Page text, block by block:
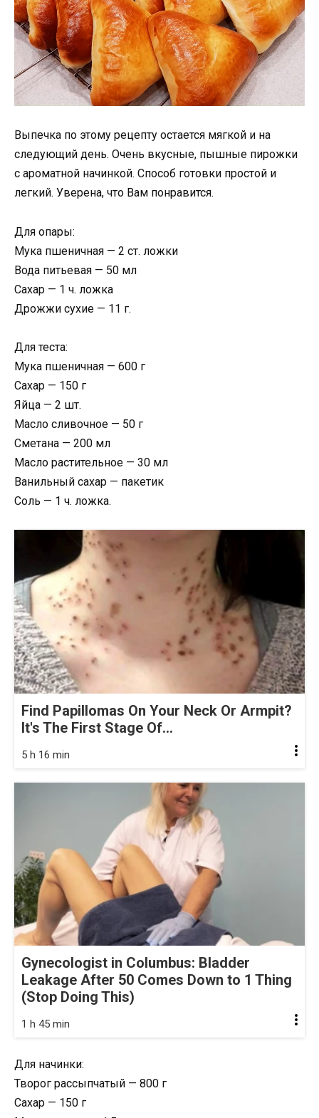
Выпечка по этому рецепту остается мягкой и на
следующий день. Очень вкусные, пышные пирожки
с ароматной начинкой. Способ готовки простой и
легкий. Уверена, что Вам понравится.
Для опары:
Мука пшеничная — 2 ст. ложки
Вода питьевая — 50 мл
Сахар — 1 ч. ложка
Дрожжи сухие — 11 г.
Для теста:
Мука пшеничная — 600 г
Сахар — 150 г
Яйца — 2 шт.
Масло сливочное — 50 г
Сметана — 200 мл
Масло растительное — 30 мл
Ванильный сахар — пакетик
Соль — 1 ч. ложка.
Find Papillomas On Your Neck Or Armpit?
It's The First Stage Of...
5 h 16 min
Gynecologist in Columbus: Bladder
Leakage After 50 Comes Down to 1 Thing
(Stop Doing This)
1 h 45 min
Для начинки:
Творог рассыпчатый — 800 г
Сахар — 150 г